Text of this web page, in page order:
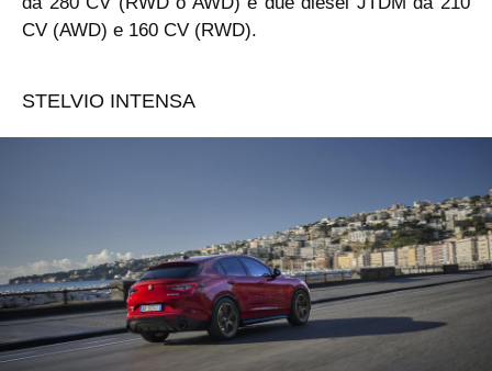
CV (AWD) e 160 CV (RWD).
STELVIO INTENSA